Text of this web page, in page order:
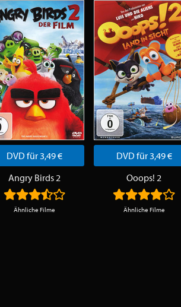
DVD für 3,49 €
Angry Birds 2
Ähnliche Filme
DVD für 3,49 €
Ooops! 2
Ähnliche Filme